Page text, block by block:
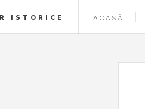
ISTORICE ACASĂ